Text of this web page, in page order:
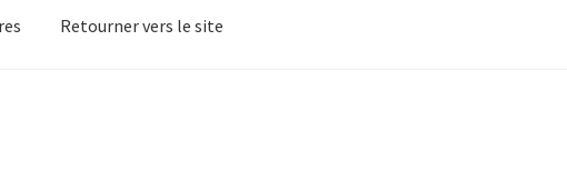
Retourner vers le site